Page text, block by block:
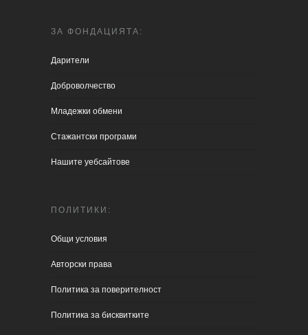
ЗА ФОНДАЦИЯТА:
Дарители
Доброволчество
Младежки обмени
Стажантски програми
Нашите уебсайтове
ПОЛИТИКИ:
Общи условия
Aвторски права
Политика за поверителност
Политика за бисквитките